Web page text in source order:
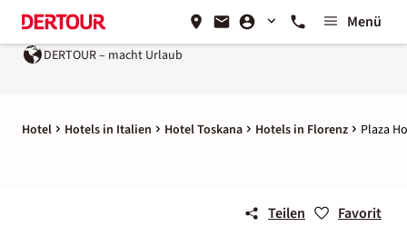
Menü
DERTOUR – macht Urlaub
Hotel Hotels in Italien Hotel Toskana Hotels in Florenz Plaza
Teilen Favorit